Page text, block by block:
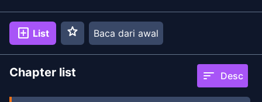
add_box List star Baca dari awal
Chapter list sort Desc